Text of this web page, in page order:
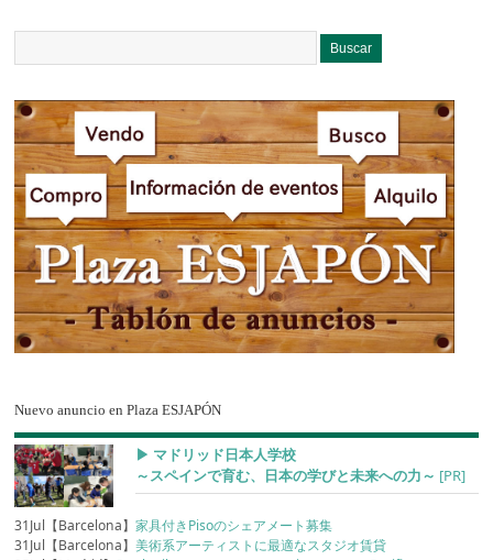
Nuevo anuncio en Plaza ESJAPÓN
▶︎ マドリッド日本人学校
～スペインで育む、日本の学びと未来への力～ [PR]
31Jul【Barcelona】家具付きPisoのシェアメート募集
31Jul【Barcelona】美術系アーティストに最適なスタジオ賃貸